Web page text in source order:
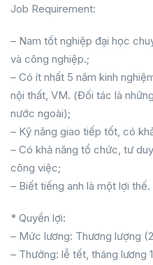
Job Requirement:
– Nam tốt nghiệp đại học
và công nghiệp.;
– Có ít nhất 5 năm kinh
nội thất, VM. (Đối tác là
nước ngoài);
– Kỹ năng giao tiếp tốt, có
– Có khả năng tổ chức, tư
công việc;
– Biết tiếng anh là một lợi thế.
* Quyền lợi:
– Mức lương: Thương lượng
– Thưởng: lễ tết, tháng lương